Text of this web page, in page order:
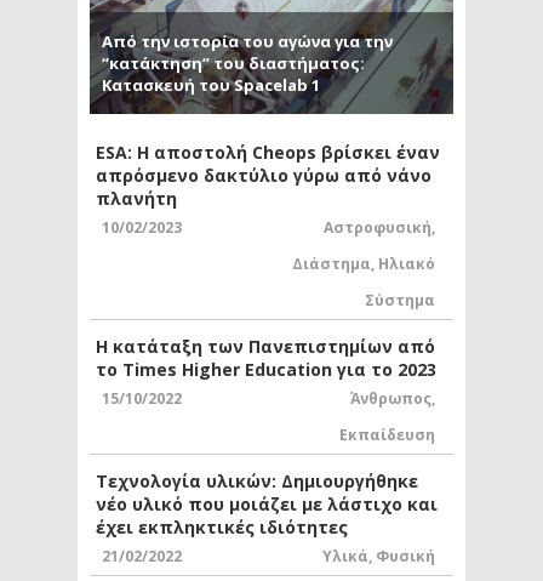
Από την ιστορία του αγώνα για την
“κατάκτηση” του διαστήματος:
Κατασκευή του Spacelab 1
ESA: Η αποστολή Cheops βρίσκει έναν
απρόσμενο δακτύλιο γύρω από νάνο
πλανήτη
10/02/2023 Αστροφυσική,
Διάστημα, Ηλιακό
Σύστημα
Η κατάταξη των Πανεπιστημίων από
το Times Higher Education για το 2023
15/10/2022 Άνθρωπος,
Εκπαίδευση
Τεχνολογία υλικών: Δημιουργήθηκε
νέο υλικό που μοιάζει με λάστιχο και
έχει εκπληκτικές ιδιότητες
21/02/2022 Υλικά, Φυσική